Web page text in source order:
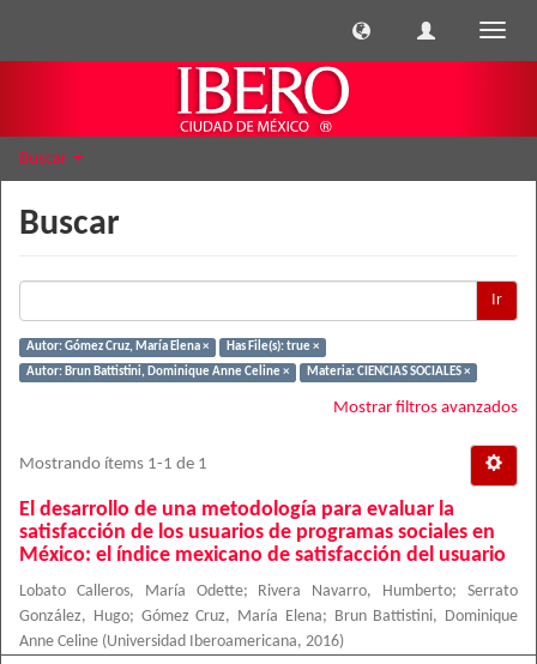
Buscar
Buscar
Ir
Autor: Gómez Cruz, María Elena ×
Has File(s): true ×
Autor: Brun Battistini, Dominique Anne Celine ×
Materia: CIENCIAS SOCIALES ×
Mostrar filtros avanzados
Mostrando ítems 1-1 de 1
El desarrollo de una metodología para evaluar la
satisfacción de los usuarios de programas sociales en
México: el índice mexicano de satisfacción del usuario
Lobato Calleros, María Odette; Rivera Navarro, Humberto;Serrato
González, Hugo; Gómez Cruz, María Elena;
Brun Battistini, Dominique
Anne Celine (Universidad Iberoamericana, 2016)